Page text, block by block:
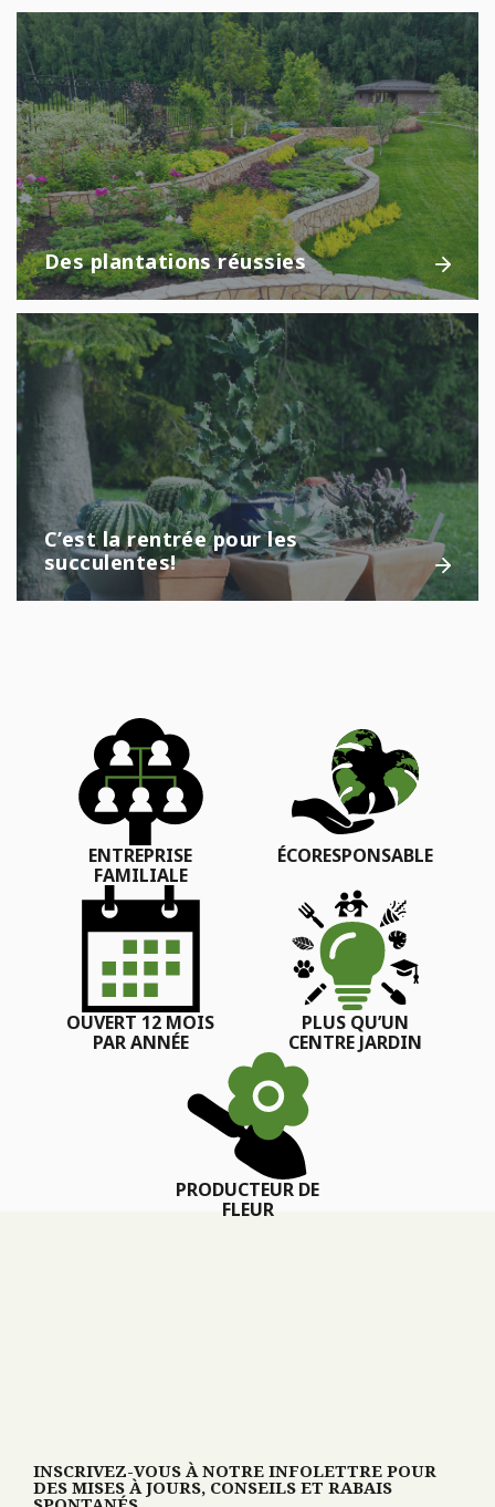
Des plantations réussies
C’est la rentrée pour les
succulentes!
ENTREPRISE
FAMILIALE
ÉCORESPONSABLE
OUVERT 12 MOIS
PAR ANNÉE
PLUS QU’UN
CENTRE JARDIN
PRODUCTEUR DE
FLEUR
INSCRIVEZ-VOUS À NOTRE INFOLETTRE POUR
DES MISES À JOURS, CONSEILS ET RABAIS